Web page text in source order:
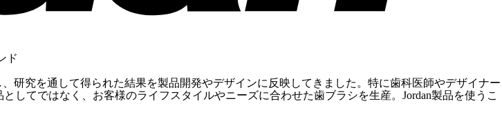
ド
研究を通して得られた結果を製品開発やデザインに反映してきました。特に歯科医師やデザイナー
てではなく、お客様のライフスタイルやニーズに合わせた歯ブラシを生産。Jordan製品を使うこ